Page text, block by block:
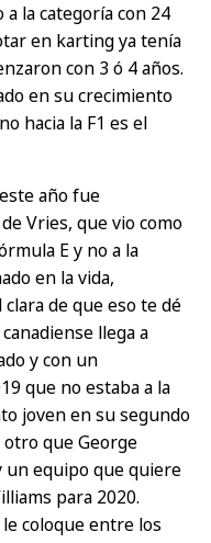
la categoría con 24
en karting ya tenía
con 3 ó 4 años.
en su crecimiento
hacia la F1 es el
año fue
Vries, que vio como
E y no a la
en la vida,
de que eso te dé
llega a
y con un
que no estaba a la
joven en su segundo
otro que George
un equipo que quiere
para 2020.
coloque entre los